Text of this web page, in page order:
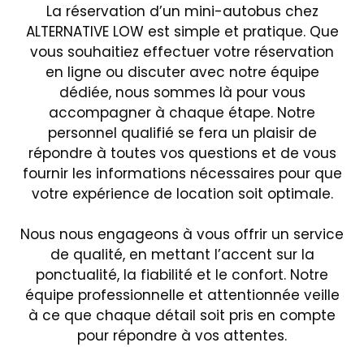
La réservation d’un mini-autobus chez
ALTERNATIVE LOW est simple et pratique. Que
vous souhaitiez effectuer votre réservation
en ligne ou discuter avec notre équipe
dédiée, nous sommes là pour vous
accompagner à chaque étape. Notre
personnel qualifié se fera un plaisir de
répondre à toutes vos questions et de vous
fournir les informations nécessaires pour que
votre expérience de location soit optimale.
Nous nous engageons à vous offrir un service
de qualité, en mettant l’accent sur la
ponctualité, la fiabilité et le confort. Notre
équipe professionnelle et attentionnée veille
à ce que chaque détail soit pris en compte
pour répondre à vos attentes.